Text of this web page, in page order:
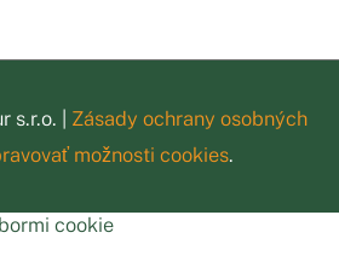
s.r.o. | Zásady ochrany osobných
možnosti cookies.
cookie